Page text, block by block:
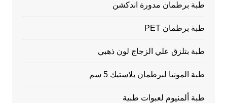
طبة برطمان مدورة اندكشن
طبة برطمان PET
طبة بتلزق علي الزجاج لون ذهبي
طبة المونيا لبرطمان بلاستيك 5 سم
طبة ألمنيوم لعبوات طبية